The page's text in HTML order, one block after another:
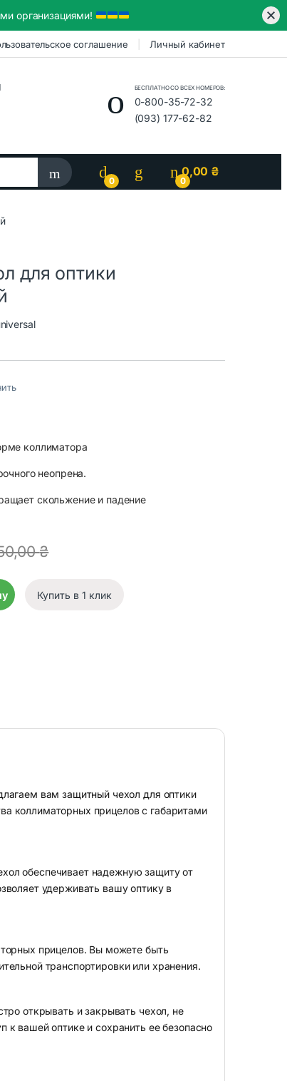
соглашение Личный кабинет
БЕСПЛАТНО СО ВСЕХ НОМЕРОВ:
0-800-35-72-32
(093) 177-62-82
0 0
0,00 ₴
для оптики
коллиматора
неопрена.
скольжение и падение
₴
универсальный quantity
Купить в 1 клик
вам защитный чехол для оптики
коллиматорных прицелов с габаритами
обеспечивает надежную защиту от
удерживать вашу оптику в
прицелов. Вы можете быть
транспортировки или хранения.
открывать и закрывать чехол, не
к вашей оптике и сохранить ее безопасно
организациями!